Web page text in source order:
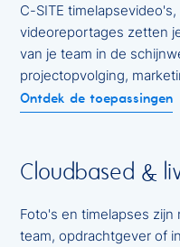
C-SITE
videoreportages zetten
van je team in de
projectopvolging,
Ontdek de toepassingen
Cloudbased &
Foto's en timelapses
team, opdrachtgever of